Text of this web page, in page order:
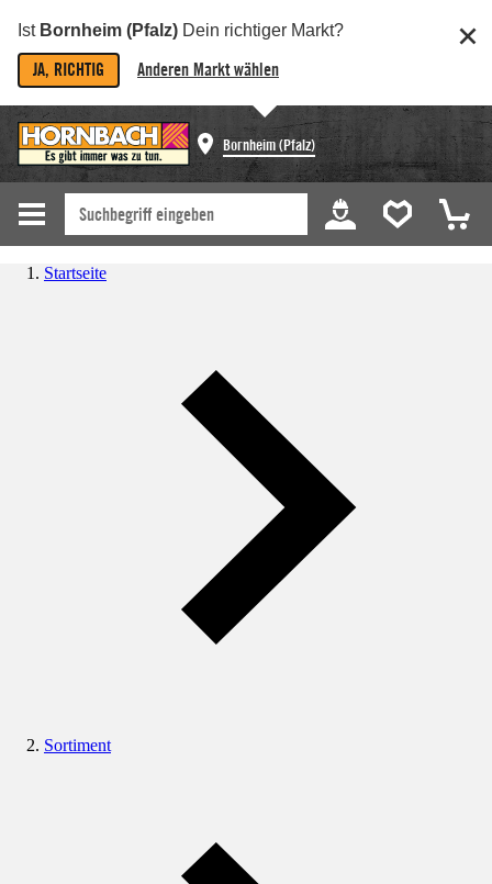
Ist Bornheim (Pfalz) Dein richtiger Markt?
JA, RICHTIG Anderen Markt wählen
Bornheim (Pfalz)
Startseite
Sortiment